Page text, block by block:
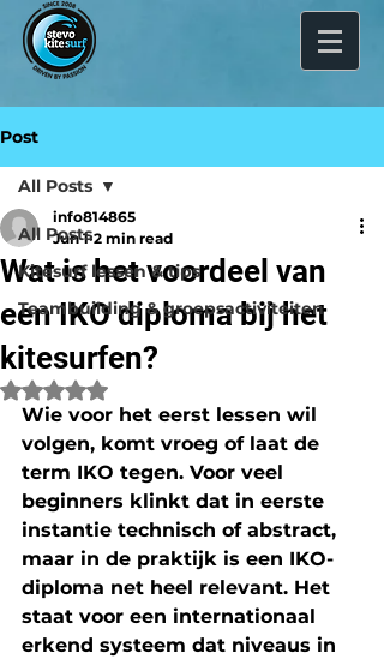
Post
All Posts
Kitesurf lessen & tips
Teambuilding & groepsactiviteiten
All Posts
Wat is het voordeel van
een IKO diploma bij het
kitesurfen?
info814865
Jun 1 2 min read
Rated NaN out of 5 stars.
Wie voor het eerst lessen wil
volgen, komt vroeg of laat de
term IKO tegen. Voor veel
beginners klinkt dat in eerste
instantie technisch of abstract,
maar in de praktijk is een IKO-
diploma net heel relevant. Het
staat voor een internationaal
erkend systeem dat niveaus in